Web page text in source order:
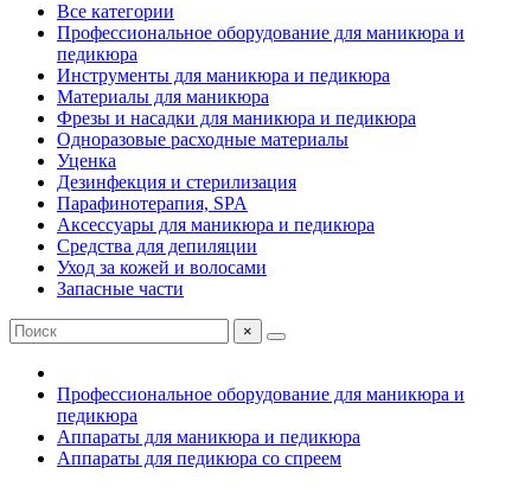
Все категории
Профессиональное оборудование для маникюра и
педикюра
Инструменты для маникюра и педикюра
Материалы для маникюра
Фрезы и насадки для маникюра и педикюра
Одноразовые расходные материалы
Уценка
Дезинфекция и стерилизация
Парафинотерапия, SPA
Аксессуары для маникюра и педикюра
Средства для депиляции
Уход за кожей и волосами
Запасные части
×
Профессиональное оборудование для маникюра и
педикюра
Аппараты для маникюра и педикюра
Аппараты для педикюра со спреем